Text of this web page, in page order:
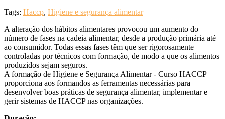
Tags: Haccp, Higiene e segurança alimentar
A alteração dos hábitos alimentares provocou um aumento do
número de fases na cadeia alimentar, desde a produção primária até
ao consumidor. Todas essas fases têm que ser rigorosamente
controladas por técnicos com formação, de modo a que os alimentos
produzidos sejam seguros.
A formação de Higiene e Segurança Alimentar - Curso HACCP
proporciona aos formandos as ferramentas necessárias para
desenvolver boas práticas de segurança alimentar, implementar e
gerir sistemas de HACCP nas organizações.